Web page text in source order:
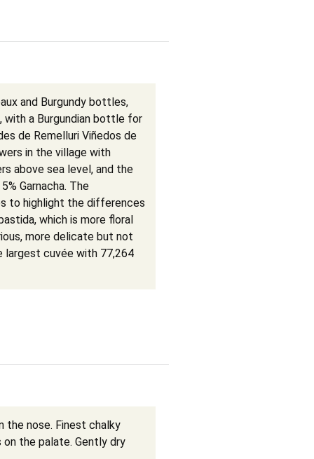
and Burgundy bottles,
with a Burgundian bottle for
de Remelluri Viñedos de
in the village with
above sea level, and the
Garnacha. The
to highlight the differences
which is more floral
more delicate but not
largest cuvée with 77,264
the nose. Finest chalky
the palate. Gently dry